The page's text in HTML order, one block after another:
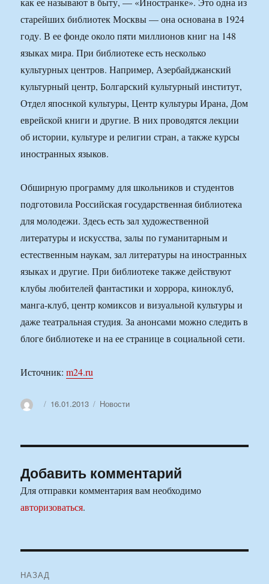
старейших библиотек Москвы — она основана в 1924
году. В ее фонде около пяти миллионов книг на 148
языках мира. При библиотеке есть несколько
культурных центров. Например, Азербайджанский
культурный центр, Болгарский культурный институт,
Отдел япоснкой культуры, Центр культуры Ирана, Дом
еврейской книги и другие. В них проводятся лекции
об истории, культуре и религии стран, а также курсы
иностранных языков.
Обширную программу для школьников и студентов
подготовила Российская государственная библиотека
для молодежи. Здесь есть зал художественной
литературы и искусства, залы по гуманитарным и
естественным наукам, зал литературы на иностранных
языках и другие. При библиотеке также действуют
клубы любителей фантастики и хоррора, киноклуб,
манга-клуб, центр комиксов и визуальной культуры и
даже театральная студия. За анонсами можно следить в
блоге библиотеке и на ее странице в социальной сети.
Источник:m24.ru
АвторОпубликовано
16.01.2013 Рубрики
Новости
Добавить комментарий
Для отправки комментария вам необходимо
авторизоваться.
НАЗАД